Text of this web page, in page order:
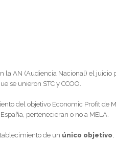
la AN (Audiencia Nacional) el juicio
se unieron STC y CCOO.
del objetivo Economic Profit de
pertenecieran o no a MELA.
de un único objetivo,